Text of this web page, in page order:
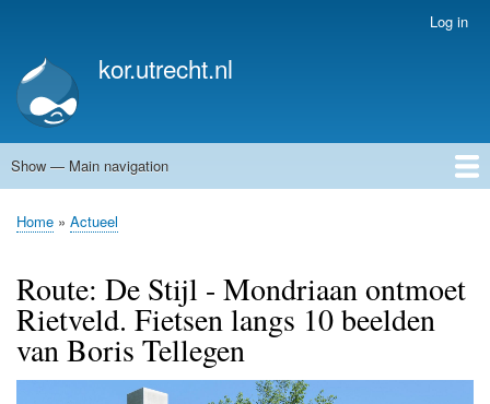
account
menu
Log in
kor.utrecht.nl
Main
Show — Main navigation
Home
Kunstwerken
Actueel
Routes
Breadcrumb
Home Actueel
Route: De Stijl - Mondriaan ontmoet
Rietveld. Fietsen langs 10 beelden
van Boris Tellegen